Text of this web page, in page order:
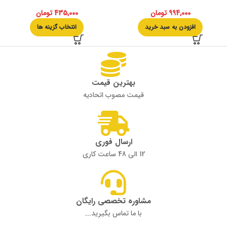
994,000 تومان
افزودن به سبد خرید
435,000 تومان
انتخاب گزینه ها
بهترین قیمت
قیمت مصوب اتحادیه
ارسال فوری
12 الی 48 ساعت کاری
مشاوره تخصصی رایگان
با ما تماس بگیرید...